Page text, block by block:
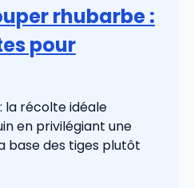
rhubarbe :
pour
la récolte idéale
en privilégiant une
base des tiges plutôt